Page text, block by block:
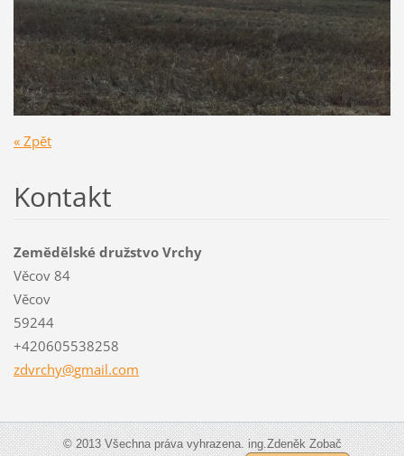
« Zpět
Kontakt
Zemědělské družstvo Vrchy
Věcov 84
Věcov
59244
+420605538258
zdvrchy@gmail.com
© 2013 Všechna práva vyhrazena. ing.Zdeněk Zobač